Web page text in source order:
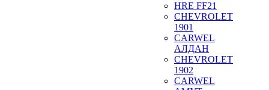
HRE FF21
CHEVROLET
1901
CARWEL
АЛДАН
CHEVROLET
1902
CARWEL